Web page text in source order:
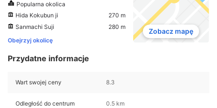
Popularna okolica
Hida Kokubun ji
270 m
Sanmachi Suji
280 m
Obejrzyj okolicę
Zobacz mapę
Przydatne informacje
Wart swojej ceny 8.3
Odległość do centrum 0.5 km